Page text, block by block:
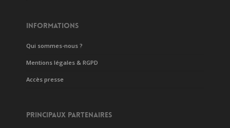
INFORMATIONS
Qui sommes-nous ?
Mentions légales & RGPD
Accès presse
PRINCIPAUX PARTENAIRES